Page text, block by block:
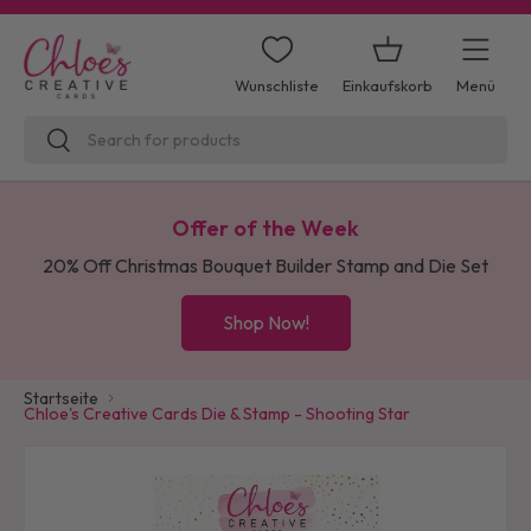
Direkt zum Inhalt
Suchen
Suchen
Wunschliste Einkaufskorb Menü
Offer of the Week
20% Off Christmas Bouquet Builder Stamp and Die Set
Shop Now!
Startseite
Chloe's Creative Cards Die & Stamp - Shooting Star